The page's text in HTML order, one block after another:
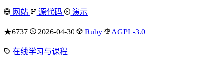
网站 源代码 演示
★6737 2026-04-30 Ruby AGPL-3.0
在线学习与课程